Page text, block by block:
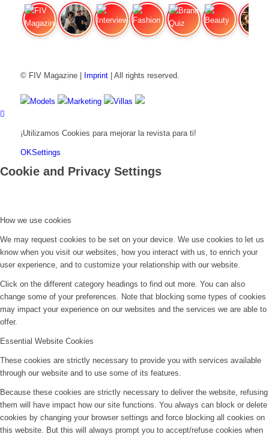
© FIV Magazine | Imprint| All rights reserved.
Models Marketing Villas
¡Utilizamos Cookies para mejorar la revista para ti!
OKSettings
Cookie and Privacy Settings
How we use cookies
We may request cookies to be set on your device. We use cookies to let us
know when you visit our websites, how you interact with us, to enrich your
user experience, and to customize your relationship with our website.
Click on the different category headings to find out more. You can also
change some of your preferences. Note that blocking some types of cookies
may impact your experience on our websites and the services we are able to
offer.
Essential Website Cookies
These cookies are strictly necessary to provide you with services available
through our website and to use some of its features.
Because these cookies are strictly necessary to deliver the website, refusing
them will have impact how our site functions. You always can block or delete
cookies by changing your browser settings and force blocking all cookies on
this website. But this will always prompt you to accept/refuse cookies when